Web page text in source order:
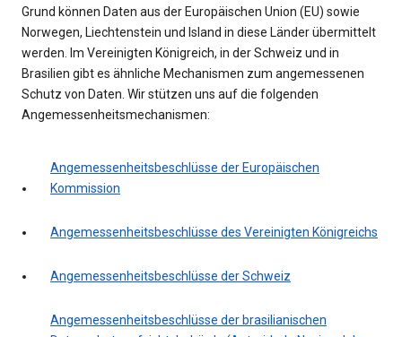
Grund können Daten aus der Europäischen Union (EU) sowie
Norwegen, Liechtenstein und Island in diese Länder übermittelt
werden. Im Vereinigten Königreich, in der Schweiz und in
Brasilien gibt es ähnliche Mechanismen zum angemessenen
Schutz von Daten. Wir stützen uns auf die folgenden
Angemessenheitsmechanismen:
Angemessenheitsbeschlüsse der Europäischen
Kommission
Angemessenheitsbeschlüsse des Vereinigten Königreichs
Angemessenheitsbeschlüsse der Schweiz
Angemessenheitsbeschlüsse der brasilianischen